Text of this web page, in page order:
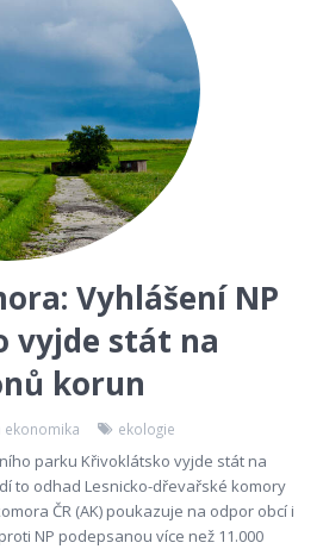
Vyhlášení NP
vyjde stát na
korun
ekonomika ekologie
parku Křivoklátsko vyjde stát na
to odhad Lesnicko-dřevařské komory
ČR (AK) poukazuje na odpor obcí i
NP podepsanou více než 11.000